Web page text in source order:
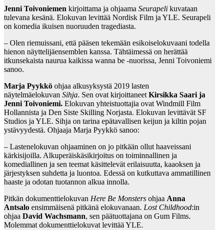
Jenni Toivoniemen kirjoittama ja ohjaama Seurapeli kuvataan
tulevana kesänä. Elokuvan levittää Nordisk Film ja YLE. Seurapeli
on komedia ikuisen nuoruuden tragediasta.
– Olen riemuissani, että pääsen tekemään esikoiselokuvaani todella
hienon näyttelijäensemblen kanssa. Tähtäimessä on herättää
itkunsekaista naurua kaikissa wanna be -nuorissa, Jenni Toivoniemi
sanoo.
Marja Pyykkö ohjaa alkusyksystä 2019 lasten
näytelmäelokuvan Sihja. Sen ovat kirjoittaneetKirsikka Saari ja
Jenni Toivoniemi. Elokuvan yhteistuottajia ovat Windmill Film
Hollannista ja Den Siste Skilling Norjasta. Elokuvan levittävät SF
Studios ja YLE. Sihja on tarina epätavallisen keijun ja kiltin pojan
ystävyydestä. Ohjaaja Marja Pyykkö sanoo:
– Lastenelokuvan ohjaaminen on jo pitkään ollut haaveissani
kärkisijoilla. Alkuperäiskäsikirjoitus on toiminnallinen ja
komediallinen ja sen teemat käsittelevät erilaisuutta, kaaoksen ja
järjestyksen suhdetta ja luontoa. Edessä on kutkuttava ammatillinen
haaste ja odotan tuotannon alkua innolla.
Pitkän dokumenttielokuvan Here Be Monsters ohjaa Anna
Antsalo ensimmäisenä pitkänä elokuvanaan. Lost Childhood:in
ohjaa David Wachsmann, sen päätuottajana on Gum Films.
Molemmat dokumenttielokuvat levittää YLE.